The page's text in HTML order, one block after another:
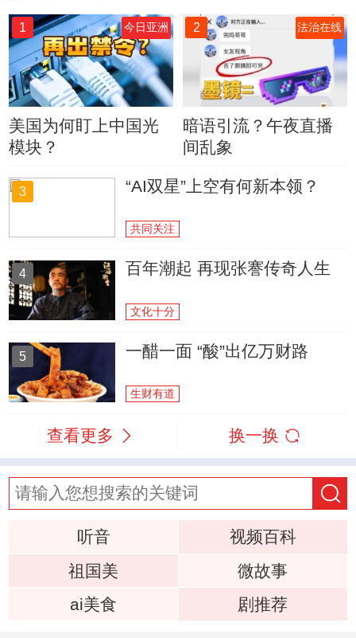
1 今日亚洲
美国为何盯上中国光
模块？
2 法治在线
暗语引流？午夜直播
间乱象
3 “AI双星”上空有何新本领？
共同关注
4 百年潮起 再现张謇传奇人生
文化十分
5 一醋一面 “酸”出亿万财路
生财有道
查看更多 换一换
听音
视频百科
祖国美
微故事
ai美食
剧推荐